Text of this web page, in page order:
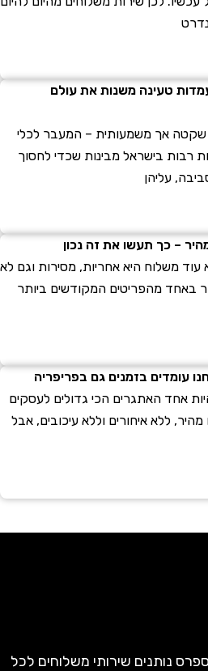
טעינה משנות את עולם
אך משמעותית – המעבר לכלי
בישראל מבינות שכדי לחסוך
תעשו את זה נכון
היא אחריות, מסירות וגם לא
מהפריטים המקודשים ביותר
בזמנים גם בפריפריה
האתגרים הכי גדולים לעסקים
איחורים וללא עיכובים, אבל
שירותי משלוחים לכל